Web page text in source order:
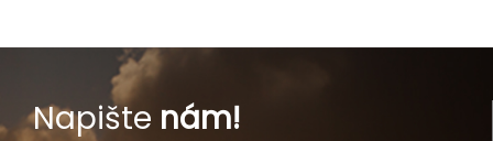
Napište nám!